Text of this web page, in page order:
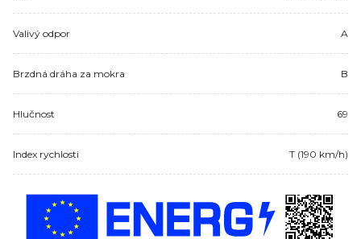
Valivý odpor A
Brzdná dráha za mokra B
Hlučnost 69
Index rychlosti T (190 km/h)